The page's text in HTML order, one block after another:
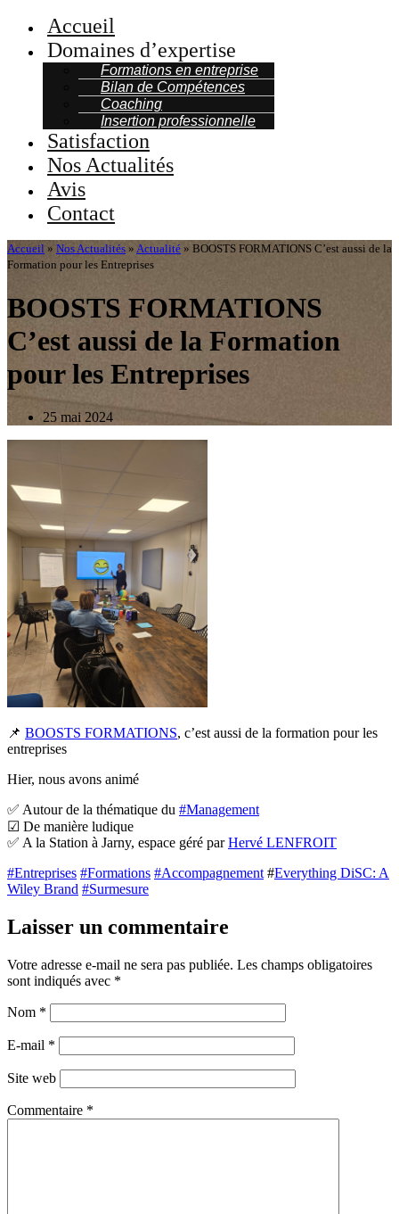
Accueil
Domaines d’expertise
Formations en entreprise
Bilan de Compétences
Coaching
Insertion professionnelle
Satisfaction
Nos Actualités
Avis
Contact
Accueil » Nos Actualités » Actualité » BOOSTS FORMATIONS C’est aussi de la
Formation pour les Entreprises
BOOSTS FORMATIONS
C’est aussi de la Formation
pour les Entreprises
25 mai 2024
📌 BOOSTS FORMATIONS, c’est aussi de la formation pour les
entreprises
Hier, nous avons animé
✅ Autour de la thématique du #Management
☑ De manière ludique
✅ A la Station à Jarny, espace géré parHervé LENFROIT
#Entreprises #Formations #Accompagnement #Everything DiSC: A
Wiley Brand #Surmesure
Laisser un commentaire
Votre adresse e-mail ne sera pas publiée. Les champs obligatoires
sont indiqués avec *
Nom *
E-mail *
Site web
Commentaire *